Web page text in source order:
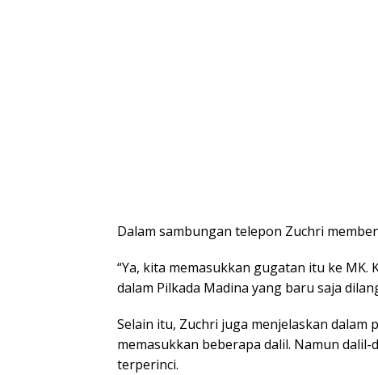
Dalam sambungan telepon Zuchri
“Ya, kita memasukkan gugatan itu ke
dalam Pilkada Madina yang baru saja
Selain itu, Zuchri juga menjelaskan
memasukkan beberapa dalil. Namun
terperinci.